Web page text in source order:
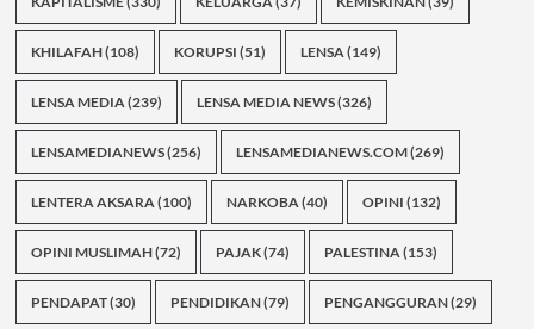
KHILAFAH(108) KORUPSI (51) LENSA(149)
LENSA MEDIA(239) LENSA MEDIA NEWS(326)
LENSAMEDIANEWS(256) LENSAMEDIANEWS.COM(269)
LENTERA AKSARA(100) NARKOBA(40) OPINI (132)
OPINI MUSLIMAH(72) PAJAK(74) PALESTINA(153)
PENDAPAT(30) PENDIDIKAN(79) PENGANGGURAN(29)